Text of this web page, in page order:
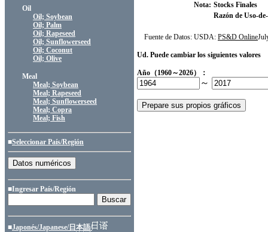
Oil
Oil; Soybean
Oil; Palm
Oil; Rapeseed
Oil; Sunflowerseed
Oil; Coconut
Oil; Olive
Meal
Meal; Soybean
Meal; Rapeseed
Meal; Sunflowerseed
Meal; Copra
Meal; Fish
■Seleccionar País/Región
■Ingresar País/Región
■Japonés/Japanese/日本語/
Nota: Stocks Finales
Razón de Uso-
Fuente de Datos: USDA: PS&D Online
Ud. Puede cambiar los siguientes valores
Año（1960～2026）：
～